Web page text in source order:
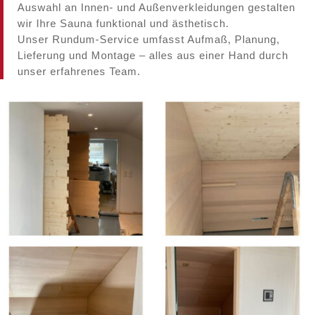
Auswahl an Innen- und Außenverkleidungen gestalten
wir Ihre Sauna funktional und ästhetisch.
Unser Rundum-Service umfasst Aufmaß, Planung,
Lieferung und Montage – alles aus einer Hand durch
unser erfahrenes Team.